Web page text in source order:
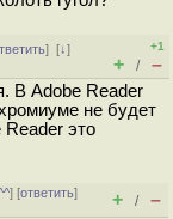
][↓]
+1
+ / –
В Adobe Reader
не будет
Reader это
] [ответить]
+ / –